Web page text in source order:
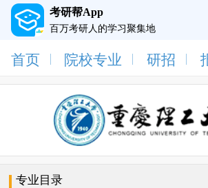
考研帮App
百万考研人的学习聚集地
首页 院校专业 研招
专业目录